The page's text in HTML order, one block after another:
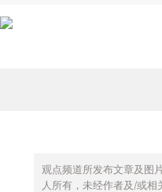
观点频道所发布文章及图
人所有，未经作者及/或